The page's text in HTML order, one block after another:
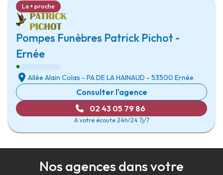
Pompes Funèbres Patrick Pichot -
Ernée
La + proche
Allée Alain Colas - PA DE LA HAINAUD - 53500 Ernée
Consulter l'agence
02 43 05 79 86
A votre écoute 24h/24 7j/7
Nos agences dans votre